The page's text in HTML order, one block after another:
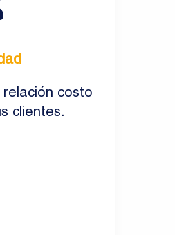
costo
clientes.